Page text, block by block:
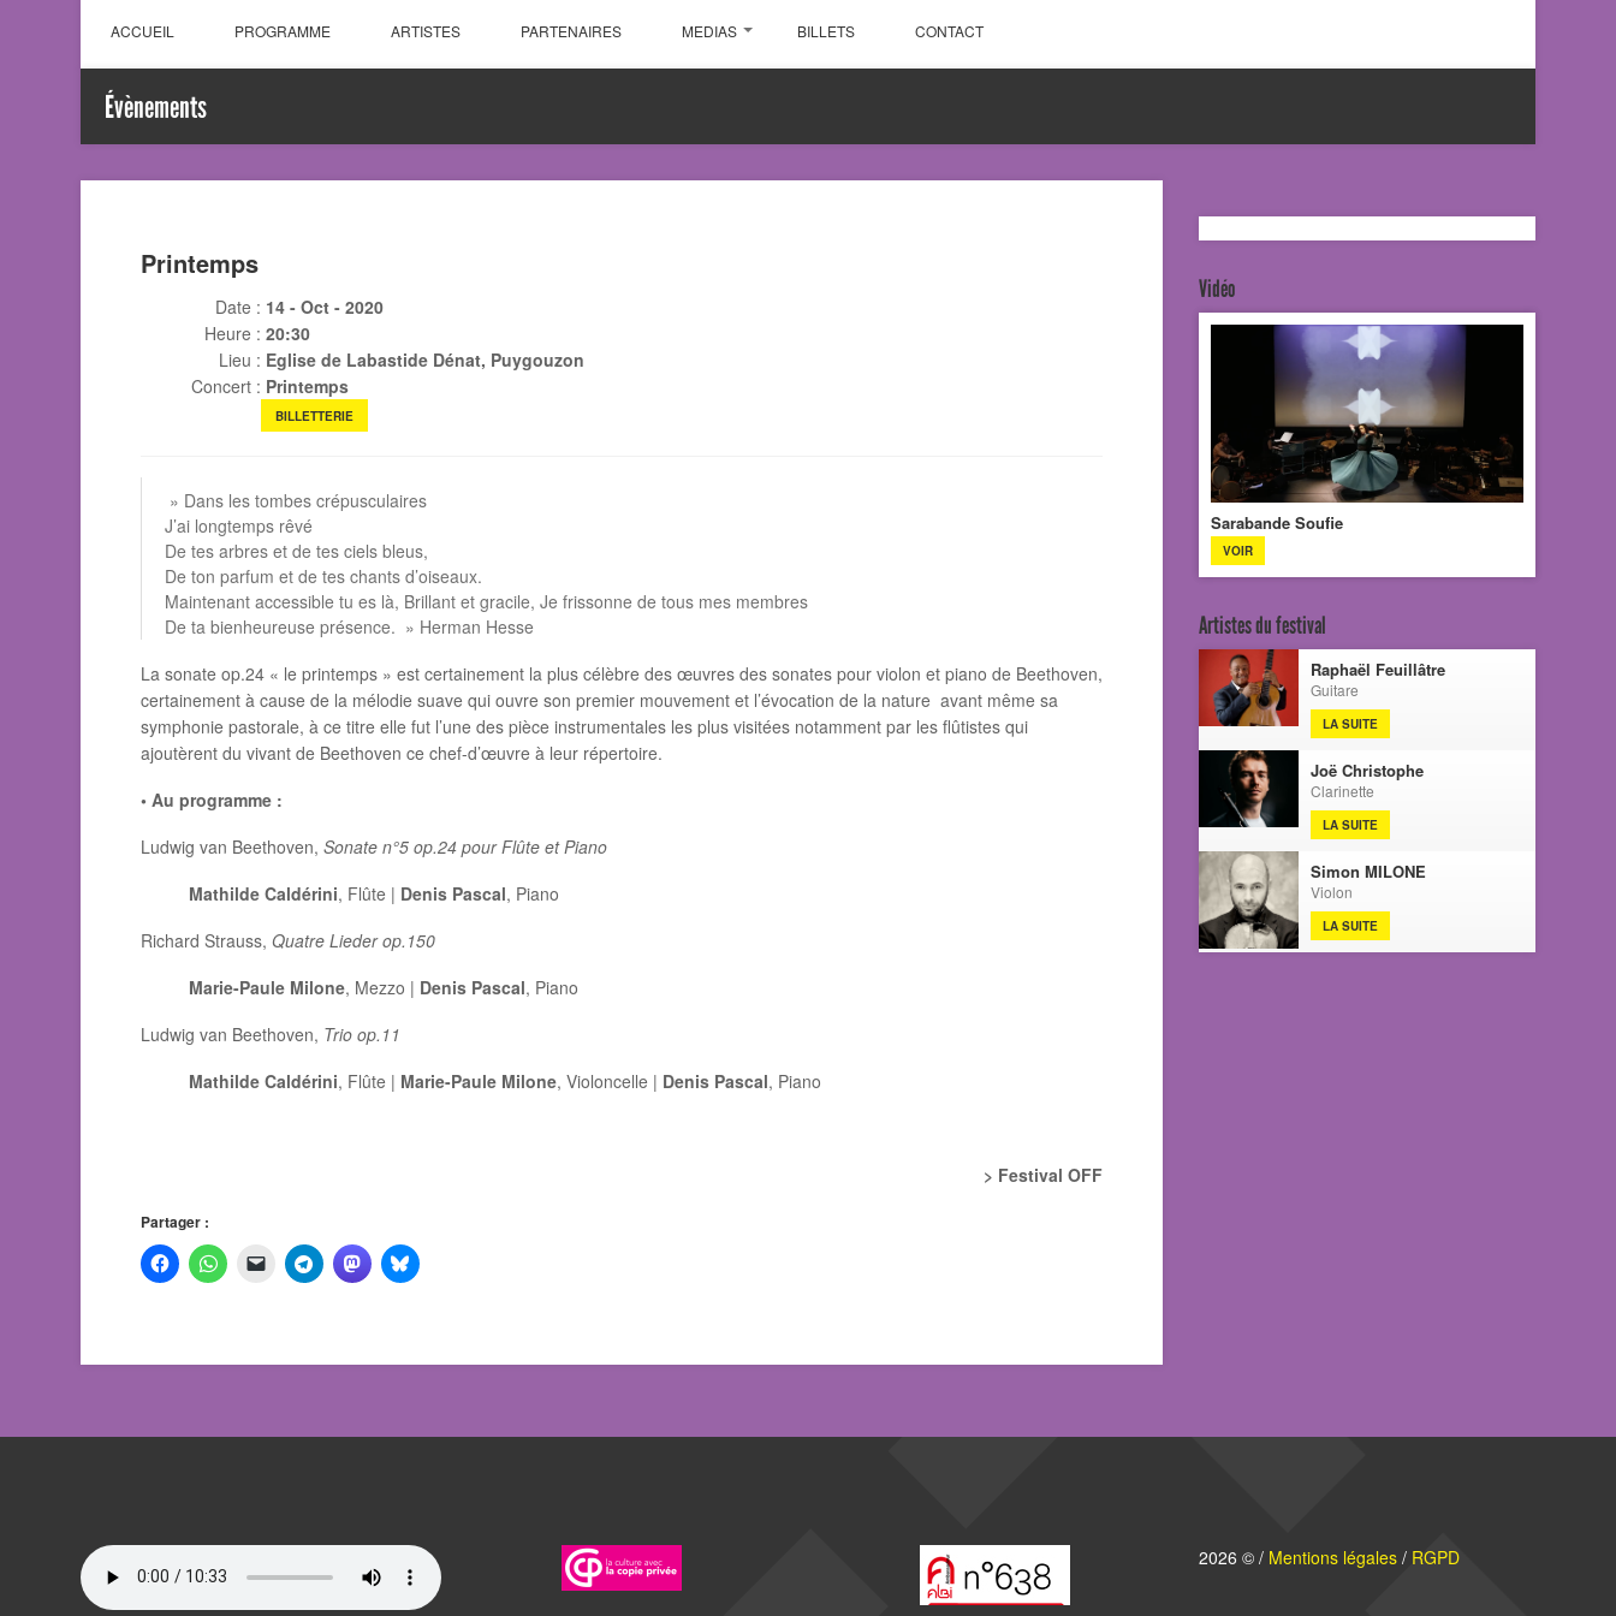
ACCUEIL PROGRAMME ARTISTES PARTENAIRES MEDIAS BILLETS CONTACT
Évènements
Printemps
Date : 14 - Oct - 2020
Heure : 20:30
Lieu : Eglise de Labastide Dénat, Puygouzon
Concert : Printemps
BILLETTERIE
» Dans les tombes crépusculaires
J’ai longtemps rêvé
De tes arbres et de tes ciels bleus,
De ton parfum et de tes chants d’oiseaux.
Maintenant accessible tu es là, Brillant et gracile, Je frissonne de tous mes membres
De ta bienheureuse présence. » Herman Hesse
La sonate op.24 « le printemps » est certainement la plus célèbre des œuvres des sonates pour violon et piano de Beethoven,
certainement à cause de la mélodie suave qui ouvre son premier mouvement et l’évocation de la nature avant même sa
symphonie pastorale, à ce titre elle fut l’une des pièce instrumentales les plus visitées notamment par les flûtistes qui
ajoutèrent du vivant de Beethoven ce chef-d’œuvre à leur répertoire.
• Au programme :
Ludwig van Beethoven, Sonate n°5 op.24 pour Flûte et Piano
Mathilde Caldérini, Flûte | Denis Pascal, Piano
Richard Strauss, Quatre Lieder op.150
Marie-Paule Milone, Mezzo | Denis Pascal, Piano
Ludwig van Beethoven, Trio op.11
Mathilde Caldérini, Flûte | Marie-Paule Milone, Violoncelle | Denis Pascal, Piano
> Festival OFF
Partager :
Vidéo
Sarabande Soufie
VOIR
Artistes du festival
Raphaël Feuillâtre
Guitare
LA SUITE
Joë Christophe
Clarinette
LA SUITE
Simon MILONE
Violon
LA SUITE
2026 © / Mentions légales / RGPD